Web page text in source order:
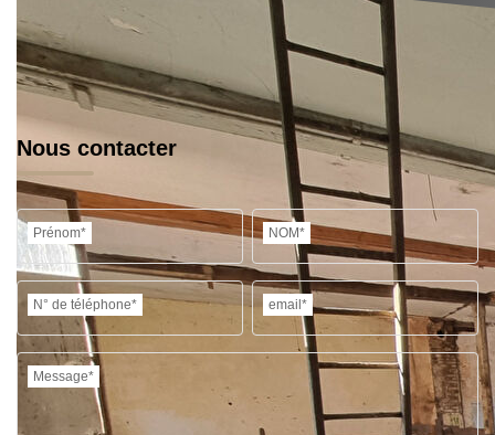
Nous contacter
Prénom* NOM*
N° de téléphone* email*
Message*